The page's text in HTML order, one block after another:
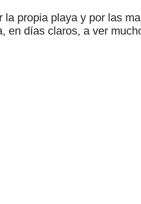
propia playa y por las
en días claros, a ver